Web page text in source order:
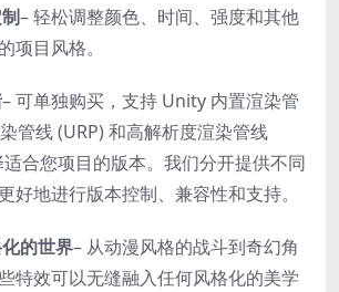
– 轻松调整颜色、时间、强度和其他
项目风格。
– 可单独购买，支持 Unity 内置渲染管
管线 (URP) 和高解析度渲染管线
合您项目的版本。我们分开提供不同
好地进行版本控制、兼容性和支持。
的世界– 从动漫风格的战斗到奇幻角
特效可以无缝融入任何风格化的美学